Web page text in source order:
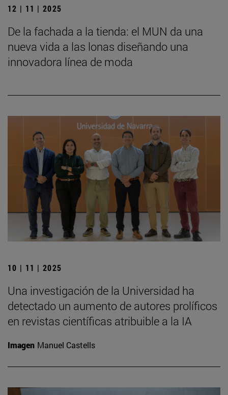
12 | 11 | 2025
De la fachada a la tienda: el MUN da una
nueva vida a las lonas diseñando una
innovadora línea de moda
10 | 11 | 2025
Una investigación de la Universidad ha
detectado un aumento de autores prolíficos
en revistas científicas atribuible a la IA
Imagen Manuel Castells